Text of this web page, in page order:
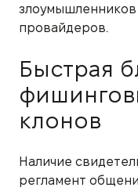
злоумышленников
провайдеров.
Быстрая
клонов
Наличие
регламент